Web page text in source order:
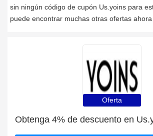
sin ningún código de cupón Us.yoins para
puede encontrar muchas otras ofertas ahora
Oferta